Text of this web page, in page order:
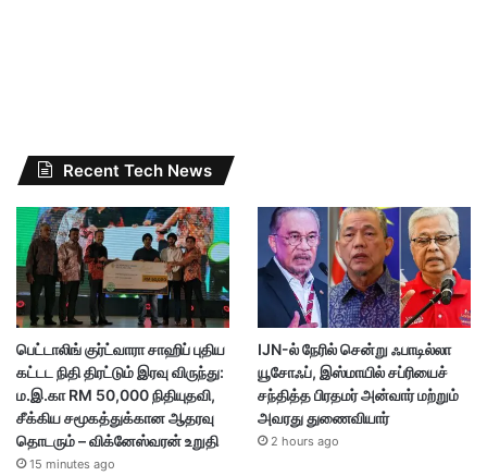
Recent Tech News
பெட்டாலிங் குர்ட்வாரா சாஹிப் புதிய
கட்டட நிதி திரட்டும் இரவு விருந்து:
ம.இ.கா RM 50,000 நிதியுதவி,
சீக்கிய சமூகத்துக்கான ஆதரவு
தொடரும் – விக்னேஸ்வரன் உறுதி
15 minutes ago
IJN-ல் நேரில் சென்று ஃபாடில்லா
யூசோஃப், இஸ்மாயில் சப்ரியைச்
சந்தித்த பிரதமர் அன்வார் மற்றும்
அவரது துணைவியார்
2 hours ago